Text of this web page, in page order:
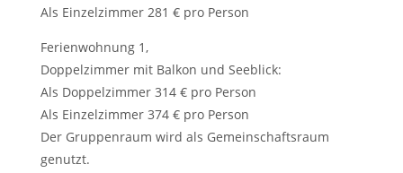
Als Einzelzimmer 281 € pro Person
Ferienwohnung 1,
Doppelzimmer mit Balkon und Seeblick:
Als Doppelzimmer 314 € pro Person
Als Einzelzimmer 374 € pro Person
Der Gruppenraum wird als Gemeinschaftsraum
genutzt.